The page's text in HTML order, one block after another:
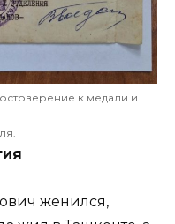
к медали и
женился,